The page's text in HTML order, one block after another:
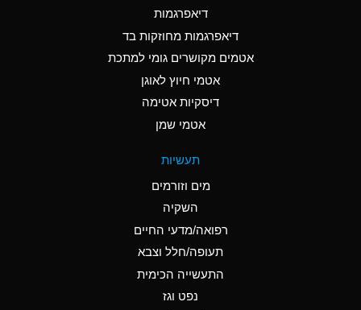
Ammonia Anhydrous
B
Ammonia Gas (cold)
A
Ammonia Gas (hot)
Ammonium Hydroxide
D
Ammonium Nitrate
דיאפרגמות
דיאפרגמות מחוזקות בד
אטמים מקושרים גומי למתכת
אטמי חיוץ לאוגן
דיסקיות אטימה
אטמי שמן
תעשיות
מים וזורמים
השקיה
רפואה/מדעי החיים
תעופה/חלל וצבא
התעשייה הכימית
נפט וגז